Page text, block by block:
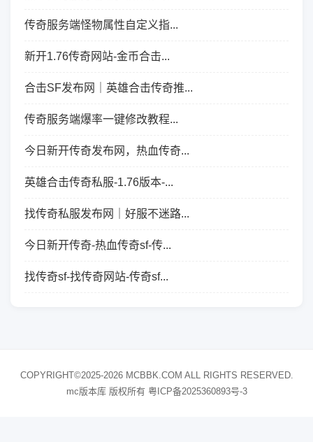
传奇服务端怪物属性自定义指...
新开1.76传奇网站-金币合击...
合击SF发布网｜英雄合击传奇推...
传奇服务端爆率一键修改教程...
今日新开传奇发布网，热血传奇...
英雄合击传奇私服-1.76版本-...
找传奇私服发布网｜好服不迷路...
今日新开传奇-热血传奇sf-传...
找传奇sf-找传奇网站-传奇sf...
COPYRIGHT©2025-2026 MCBBK.COM ALL RIGHTS RESERVED.
mc版本库 版权所有 粤ICP备2025360893号-3